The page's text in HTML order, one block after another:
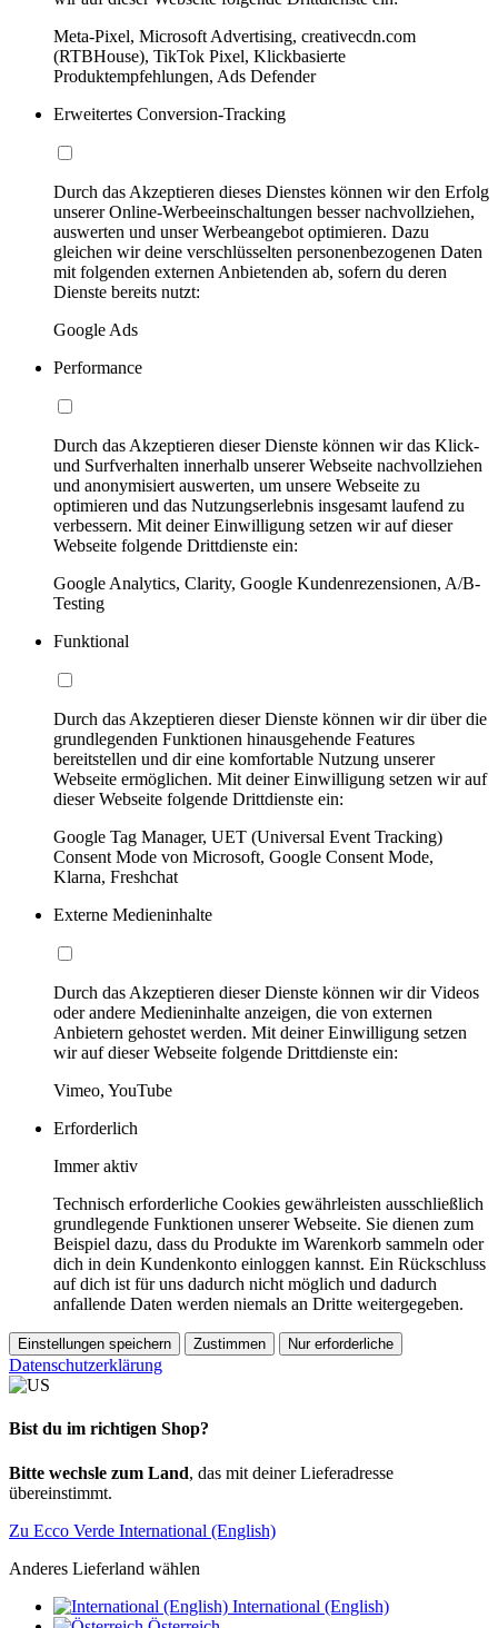
Meta-Pixel, Microsoft Advertising, creativecdn.com
(RTBHouse), TikTok Pixel, Klickbasierte
Produktempfehlungen, Ads Defender
Erweitertes Conversion-Tracking
Durch das Akzeptieren dieses Dienstes können wir den Erfolg
unserer Online-Werbeeinschaltungen besser nachvollziehen,
auswerten und unser Werbeangebot optimieren. Dazu
gleichen wir deine verschlüsselten personenbezogenen Daten
mit folgenden externen Anbietenden ab, sofern du deren
Dienste bereits nutzt:
Google Ads
Performance
Durch das Akzeptieren dieser Dienste können wir das Klick-
und Surfverhalten innerhalb unserer Webseite nachvollziehen
und anonymisiert auswerten, um unsere Webseite zu
optimieren und das Nutzungserlebnis insgesamt laufend zu
verbessern. Mit deiner Einwilligung setzen wir auf dieser
Webseite folgende Drittdienste ein:
Google Analytics, Clarity, Google Kundenrezensionen, A/B-
Testing
Funktional
Durch das Akzeptieren dieser Dienste können wir dir über die
grundlegenden Funktionen hinausgehende Features
bereitstellen und dir eine komfortable Nutzung unserer
Webseite ermöglichen. Mit deiner Einwilligung setzen wir auf
dieser Webseite folgende Drittdienste ein:
Google Tag Manager, UET (Universal Event Tracking)
Consent Mode von Microsoft, Google Consent Mode,
Klarna, Freshchat
Externe Medieninhalte
Durch das Akzeptieren dieser Dienste können wir dir Videos
oder andere Medieninhalte anzeigen, die von externen
Anbietern gehostet werden. Mit deiner Einwilligung setzen
wir auf dieser Webseite folgende Drittdienste ein:
Vimeo, YouTube
Erforderlich
Immer aktiv
Technisch erforderliche Cookies gewährleisten ausschließlich
grundlegende Funktionen unserer Webseite. Sie dienen zum
Beispiel dazu, dass du Produkte im Warenkorb sammeln oder
dich in dein Kundenkonto einloggen kannst. Ein Rückschluss
auf dich ist für uns dadurch nicht möglich und dadurch
anfallende Daten werden niemals an Dritte weitergegeben.
Einstellungen speichern Zustimmen Nur erforderliche
Datenschutzerklärung
Bist du im richtigen Shop?
Bitte wechsle zum Land, das mit deiner Lieferadresse
übereinstimmt.
Zu Ecco Verde International (English)
Anderes Lieferland wählen
International (English)